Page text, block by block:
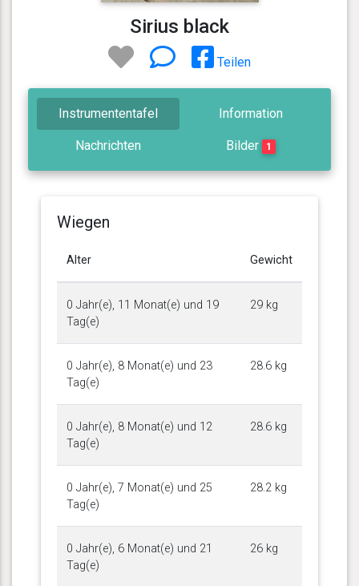
Sirius black
Teilen
Instrumententafel Information
Nachrichten Bilder 1
Wiegen
Alter Gewicht
0 Jahr(e), 11 Monat(e) und 19
Tag(e)
29 kg
0 Jahr(e), 8 Monat(e) und 23
Tag(e)
28.6 kg
0 Jahr(e), 8 Monat(e) und 12
Tag(e)
28.6 kg
0 Jahr(e), 7 Monat(e) und 25
Tag(e)
28.2 kg
0 Jahr(e), 6 Monat(e) und 21
Tag(e)
26 kg